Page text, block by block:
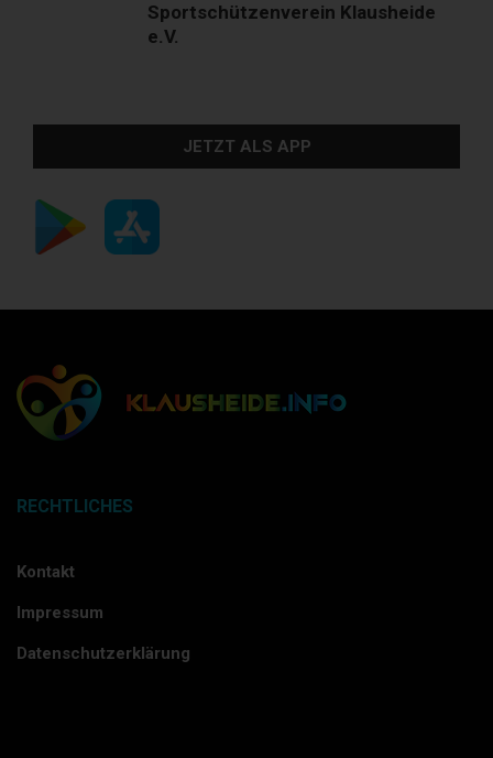
Sportschützenverein Klausheide
e.V.
JETZT ALS APP
RECHTLICHES
Kontakt
Impressum
Datenschutzerklärung